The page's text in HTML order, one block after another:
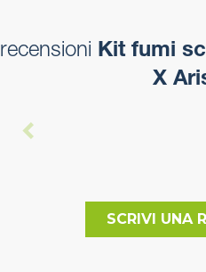
recensioni Kit fumi
X
SCRIVI UNA